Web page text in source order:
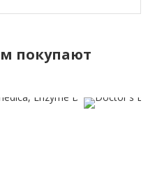
покупают